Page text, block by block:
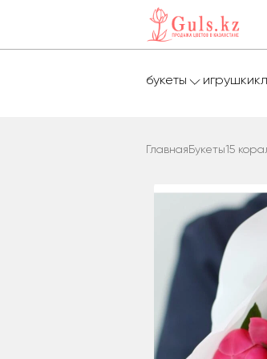
букеты игрушки
Главная Букеты15